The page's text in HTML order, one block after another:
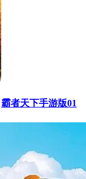
霸者天下手游版01